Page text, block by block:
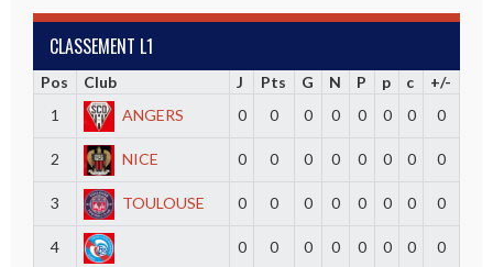
CLASSEMENT L1
Pos Club J Pts G N P p c
+/-
1
ANGERS 0 0 0 0 0 0 0 0
2 NICE 0 0 0 0 0 0 0 0
3 TOULOUSE 0 0 0 0 0 0 0 0
4
0 0 0 0 0 0 0 0